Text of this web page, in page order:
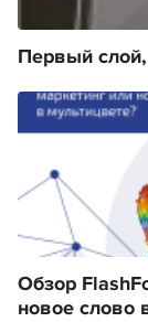
Первый
Обзор
новое слово